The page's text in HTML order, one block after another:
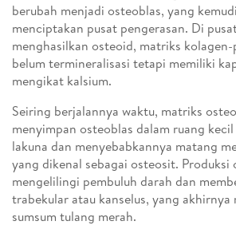
berubah menjadi osteoblas, yang
menciptakan pusat pengerasan. Di
menghasilkan osteoid, matriks
belum termineralisasi tetapi memiliki
mengikat kalsium.
Seiring berjalannya waktu, matriks
menyimpan osteoblas dalam ruang
lakuna dan menyebabkannya matang
yang dikenal sebagai osteosit.
mengelilingi pembuluh darah dan
trabekular atau kanselus, yang akhirnya
sumsum tulang merah.